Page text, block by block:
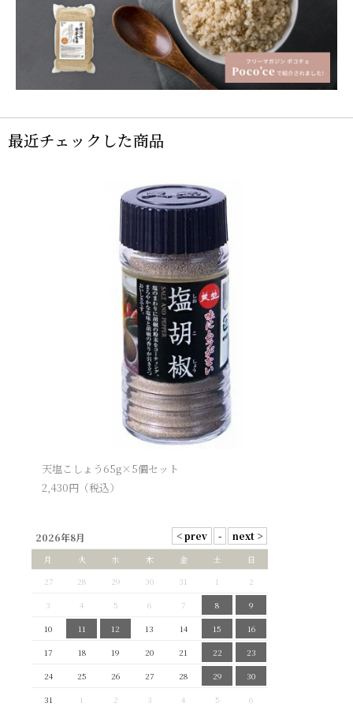
最近チェックした商品
天塩こしょう65g×5個セット
2,430円（税込）
2026年8月
月 火 水 木 金 土
日
27
28 29 30 31 1
2
3
4 5 6 7 8
9
10
11 12 13 14 15
16
17
18 19 20 21 22
23
24
25 26 27 28 29
30
31
1 2 3 4 5 6